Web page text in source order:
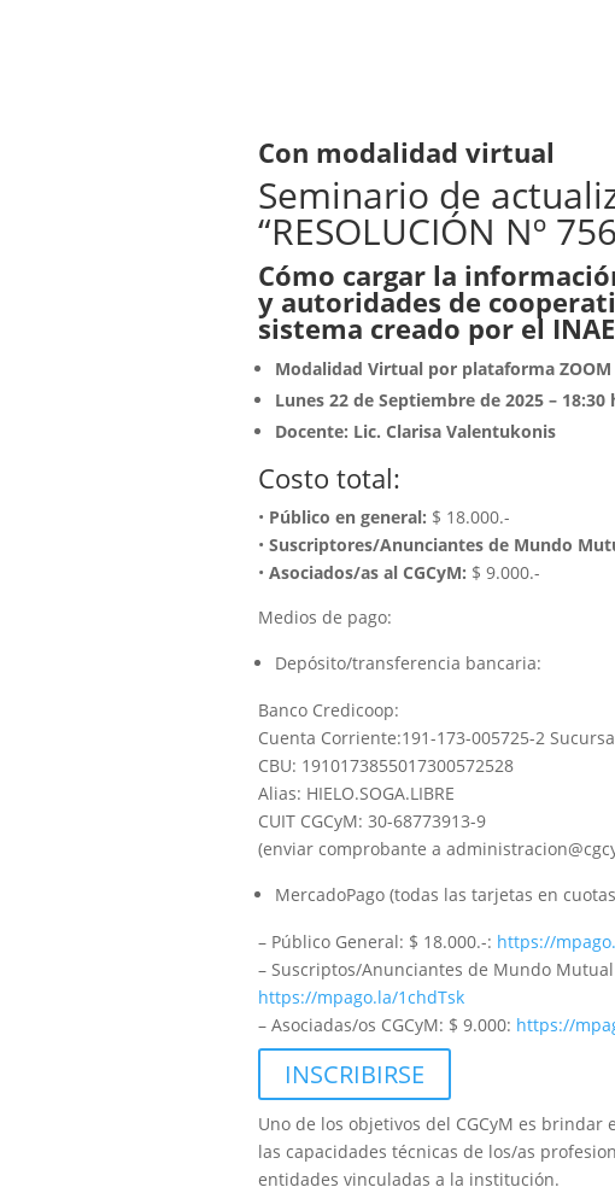
Con modalidad virtual
Seminario de
“RESOLUCIÓN Nº
Cómo cargar la
y autoridades de
sistema creado por el
Modalidad Virtual por plataforma ZOOM
Lunes 22 de Septiembre de 2025 – 18:30
Docente: Lic. Clarisa Valentukonis
Costo total:
• Público en general: $ 18.000.-
•Suscriptores/Anunciantes de Mundo
•Asociados/as al CGCyM: $ 9.000.-
Medios de pago:
Depósito/transferencia bancaria:
Banco Credicoop:
Cuenta Corriente:191-173-005725-2
CBU: 1910173855017300572528
Alias: HIELO.SOGA.LIBRE
CUIT CGCyM: 30-68773913-9
(enviar comprobante a
MercadoPago (todas las tarjetas en
– Público General: $ 18.000.-: https://
– Suscriptos/Anunciantes de Mundo
https://mpago.la/1chdTsk
– Asociadas/os CGCyM: $ 9.000: https://
INSCRIBIRSE
Uno de los objetivos del CGCyM es
las capacidades técnicas de los/as
entidades vinculadas a la institución.